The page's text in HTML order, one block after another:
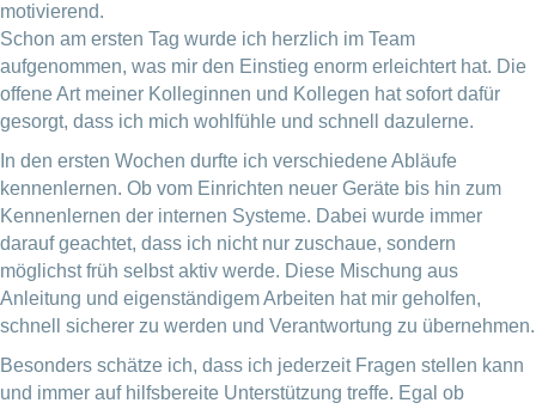
motivierend.
Schon am ersten Tag wurde ich herzlich im Team
aufgenommen, was mir den Einstieg enorm erleichtert hat. Die
offene Art meiner Kolleginnen und Kollegen hat sofort dafür
gesorgt, dass ich mich wohlfühle und schnell dazulerne.
In den ersten Wochen durfte ich verschiedene Abläufe
kennenlernen. Ob vom Einrichten neuer Geräte bis hin zum
Kennenlernen der internen Systeme. Dabei wurde immer
darauf geachtet, dass ich nicht nur zuschaue, sondern
möglichst früh selbst aktiv werde. Diese Mischung aus
Anleitung und eigenständigem Arbeiten hat mir geholfen,
schnell sicherer zu werden und Verantwortung zu übernehmen.
Besonders schätze ich, dass ich jederzeit Fragen stellen kann
und immer auf hilfsbereite Unterstützung treffe. Egal ob